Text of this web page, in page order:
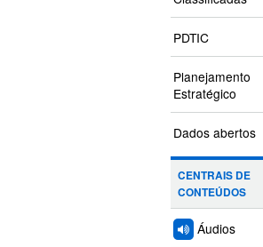
PDTIC
Planejamento
Estratégico
Dados abertos
CENTRAIS DE
CONTEÚDOS
Áudios